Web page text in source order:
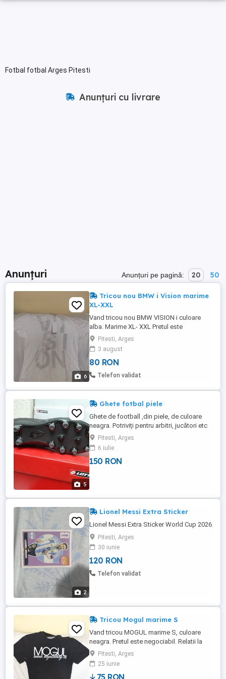
Fotbal fotbal Arges Pitesti
Anunțuri cu livrare
Anunțuri Anunțuri pe pagină: 20 50
6
Tricou nou BMW i Vision marime
XL-XXL
Vand tricou nou BMW VISION i culoare
alba. Marime XL- XXL Pretul este
negociabil. Transportul este gratuit. Mai
multe informatii la telefonul din anunt.
Pitesti, Arges
3 august
80 RON
Telefon validat
5
Ghete fotbal piele
Ghete de football ,din piele, de culoare
neagra. Potriviți pentru arbitri, jucători etc
Mărimi disponibile 40.5- 1 buc 41- 7 buc
42- 9 buc 42,5- 10 buc 43-6 buc 43.5- 3
buc PRET 150 RON PERECHEA
Pitesti, Arges
6 iulie
150 RON
2
Lionel Messi Extra Sticker
Lionel Messi Extra Sticker World Cup 2026
Pitesti, Arges
30 iunie
120 RON
Telefon validat
Tricou Mogul marime S
Vand tricou MOGUL marime S, culoare
neagra. Pretul este negociabil. Relatii la
telefonul din anunt.
Pitesti, Arges
25 iunie
75 RON